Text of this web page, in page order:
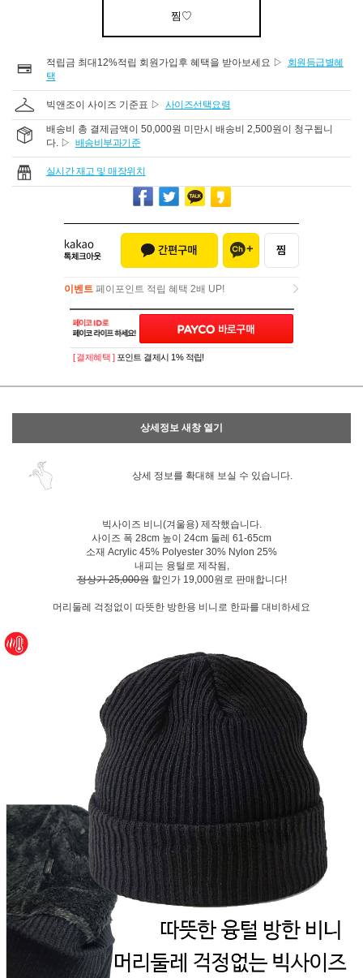
찜♡
적립금 최대12%적립 회원가입후 혜택을 받아보세요 ▷
회원등급별혜
택
빅앤조이 사이즈 기준표 ▷ 사이즈선택요령
배송비 총 결제금액이 50,000원 미만시 배송비 2,500원이 청구됩니
다. ▷ 배송비부과기준
실시간 재고 및 매장위치
이벤트 페이포인트 적립 혜택 2배 UP!
이벤트페이포인트 적립 혜택 2배 UP!
페이코 ID로 페
PAYCO 바로구매
[ 결제혜택 ] 포인트 결제시 1% 적립!
상세정보 새창 열기
상세 정보를 확대해 보실 수 있습니다.
빅사이즈 비니(겨울용) 제작했습니다.
사이즈 폭 28cm 높이 24cm 둘레 61-65cm
소재 Acrylic 45% Polyester 30% Nylon 25%
내피는 융털로 제작됨,
정상가 25,000원할인가 19,000원로 판매합니다!
머리둘레 걱정없이 따뜻한 방한용 비니로 한파를 대비하세요